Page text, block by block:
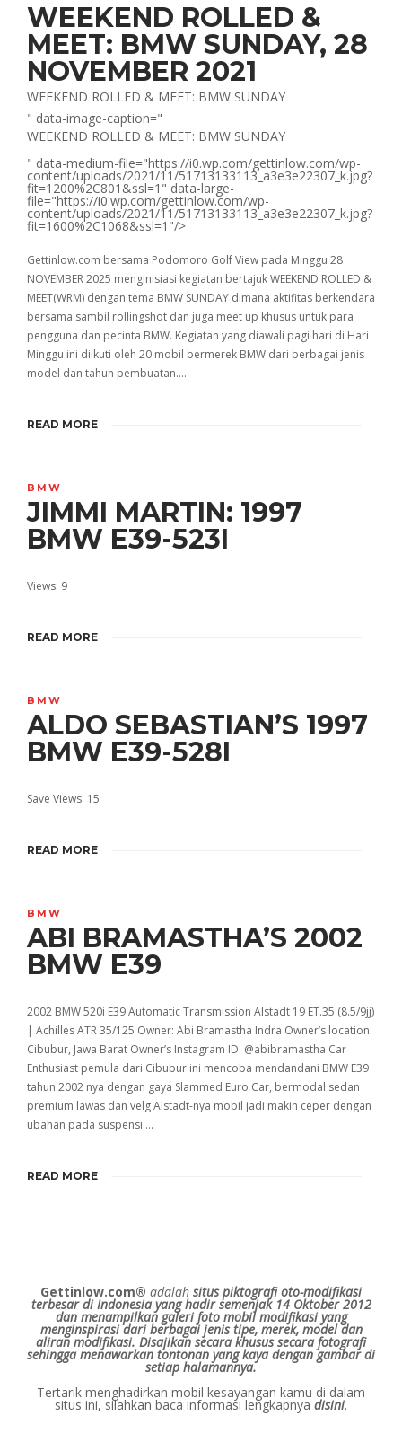
WEEKEND ROLLED &
MEET: BMW SUNDAY, 28
NOVEMBER 2021
WEEKEND ROLLED & MEET: BMW SUNDAY
" data-image-caption="
WEEKEND ROLLED & MEET: BMW SUNDAY
" data-medium-file="https://i0.wp.com/gettinlow.com/wp-
content/uploads/2021/11/51713133113_a3e3e22307_k.jpg?
fit=1200%2C801&ssl=1" data-large-
file="https://i0.wp.com/gettinlow.com/wp-
content/uploads/2021/11/51713133113_a3e3e22307_k.jpg?
fit=1600%2C1068&ssl=1"/>
Gettinlow.com bersama Podomoro Golf View pada Minggu 28
NOVEMBER 2025 menginisiasi kegiatan bertajuk WEEKEND ROLLED &
MEET(WRM) dengan tema BMW SUNDAY dimana aktifitas berkendara
bersama sambil rollingshot dan juga meet up khusus untuk para
pengguna dan pecinta BMW. Kegiatan yang diawali pagi hari di Hari
Minggu ini diikuti oleh 20 mobil bermerek BMW dari berbagai jenis
model dan tahun pembuatan….
READ MORE
BMW
JIMMI MARTIN: 1997
BMW E39-523I
Views: 9
READ MORE
BMW
ALDO SEBASTIAN’S 1997
BMW E39-528I
Save Views: 15
READ MORE
BMW
ABI BRAMASTHA’S 2002
BMW E39
2002 BMW 520i E39 Automatic Transmission Alstadt 19 ET.35 (8.5/9jj)
| Achilles ATR 35/125 Owner: Abi Bramastha Indra Owner’s location:
Cibubur, Jawa Barat Owner’s Instagram ID: @abibramastha Car
Enthusiast pemula dari Cibubur ini mencoba mendandani BMW E39
tahun 2002 nya dengan gaya Slammed Euro Car, bermodal sedan
premium lawas dan velg Alstadt-nya mobil jadi makin ceper dengan
ubahan pada suspensi….
READ MORE
Gettinlow.com® adalah situs piktografi oto-modifikasi
terbesar di Indonesia yang hadir semenjak 14 Oktober 2012
dan menampilkan galeri foto mobil modifikasi yang
menginspirasi dari berbagai jenis tipe, merek, model dan
aliran modifikasi. Disajikan secara khusus secara fotografi
sehingga menawarkan tontonan yang kaya dengan gambar di
setiap halamannya.
Tertarik menghadirkan mobil kesayangan kamu di dalam
situs ini, silahkan baca informasi lengkapnya disini.